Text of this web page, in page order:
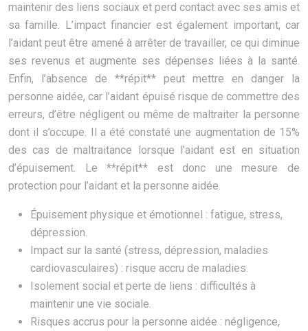
maintenir des liens sociaux et perd contact avec ses amis et
sa famille. L’impact financier est également important, car
l’aidant peut être amené à arrêter de travailler, ce qui diminue
ses revenus et augmente ses dépenses liées à la santé.
Enfin, l’absence de **répit** peut mettre en danger la
personne aidée, car l’aidant épuisé risque de commettre des
erreurs, d’être négligent ou même de maltraiter la personne
dont il s’occupe. Il a été constaté une augmentation de 15%
des cas de maltraitance lorsque l’aidant est en situation
d’épuisement. Le **répit** est donc une mesure de
protection pour l’aidant et la personne aidée.
Épuisement physique et émotionnel : fatigue, stress,
dépression.
Impact sur la santé (stress, dépression, maladies
cardiovasculaires) : risque accru de maladies.
Isolement social et perte de liens : difficultés à
maintenir une vie sociale.
Risques accrus pour la personne aidée : négligence,